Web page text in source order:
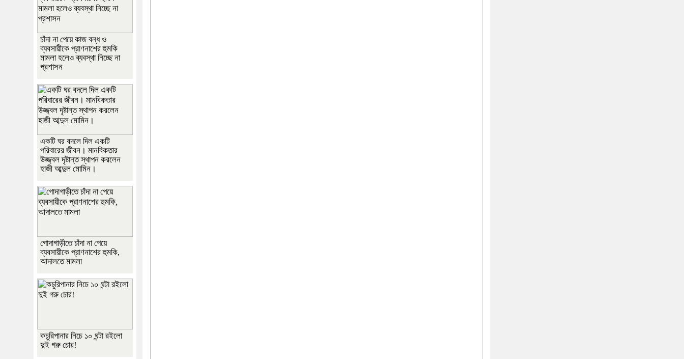
চাঁদা না পেয়ে কাজ বন্ধ ও
ব্যবসায়ীকে প্রাণনাশের হুমকি
মামলা হলেও ব্যবস্থা নিচ্ছে না
প্রশাসন
একটি ঘর বদলে দিল একটি
পরিবারের জীবন। মানবিকতার
উজ্জ্বল দৃষ্টান্ত স্থাপন করলেন
হাজী আব্দুল মোমিন।
গোদাগাড়ীতে চাঁদা না পেয়ে
ব্যবসায়ীকে প্রাণনাশের হুমকি,
আদালতে মামলা
কচুরিপানার নিচে ১০ ঘন্টা রইলো
দুই গরু চোর!